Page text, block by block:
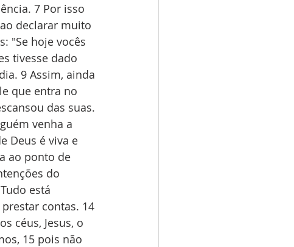
7 Por isso
declarar muito
"Se hoje vocês
tivesse dado
9 Assim, ainda
que entra no
das suas.
venha a
Deus é viva e
ao ponto de
do
está
contas. 14
céus, Jesus, o
15 pois não